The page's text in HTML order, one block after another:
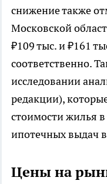
снижение также
Московской
₽109 тыс. и ₽161
соответственно.
исследовании
редакции),
стоимости жилья
ипотечных выдач
Цены на